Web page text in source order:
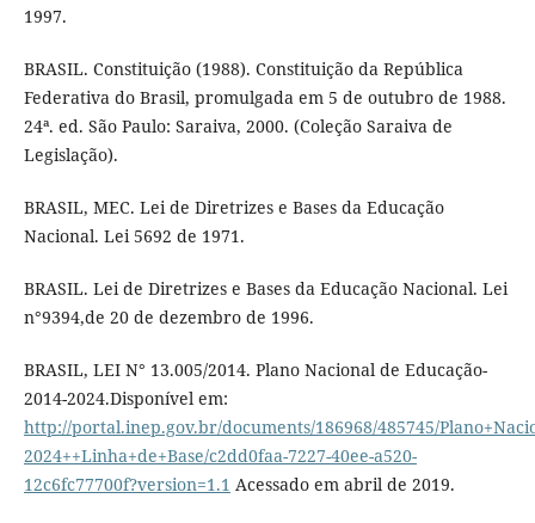
1997.
BRASIL. Constituição (1988). Constituição da República
Federativa do Brasil, promulgada em 5 de outubro de 1988.
24ª. ed. São Paulo: Saraiva, 2000. (Coleção Saraiva de
Legislação).
BRASIL, MEC. Lei de Diretrizes e Bases da Educação
Nacional. Lei 5692 de 1971.
BRASIL. Lei de Diretrizes e Bases da Educação Nacional. Lei
n°9394,de 20 de dezembro de 1996.
BRASIL, LEI N° 13.005/2014. Plano Nacional de Educação-
2014-2024.Disponível em:
http://portal.inep.gov.br/documents/186968/485745/
2024++Linha+de+Base/c2dd0faa-7227-40ee-a520-
12c6fc77700f?version=1.1 Acessado em abril de 2019.